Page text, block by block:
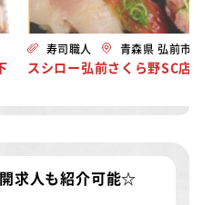
寿司職人 青森県 弘前市
スシロー弘前さくら野SC店
求人 も紹介可能☆